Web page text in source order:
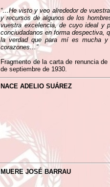
“…He visto y veo alrededor de
y recursos de algunos de los
vuestra excelencia, de cuyo ideal y
conciudadanos en forma despectiva,
la verdad que para mí es mucha
corazones…”
Fragmento de la carta de renuncia
de septiembre de 1930.
NACE ADELIO SUÁREZ
MUERE JOSÉ BARRAU